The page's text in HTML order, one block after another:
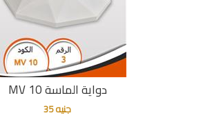
دواية الماسة MV 10
جنيه 35